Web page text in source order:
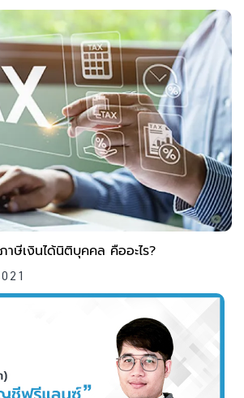
าษีเงินได้นิติบุคคล คืออะไร?